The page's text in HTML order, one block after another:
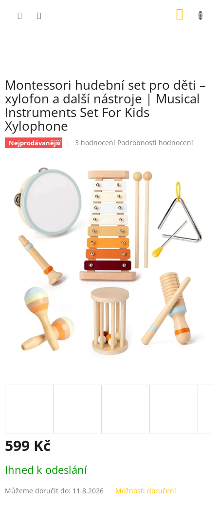
Montessori hudební set pro děti –
xylofon a další nástroje | Musical
Instruments Set For Kids
Xylophone
Nejprodávanější
Průměrné
5,0
z
5
hvězdiček.
3 hodnocení Podrobnosti hodnocení
599 Kč
cena:
Ihned k odeslání
Můžeme doručit do: 11.8.2026 Možnosti doručení